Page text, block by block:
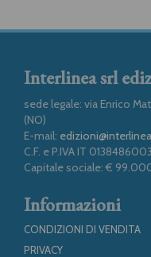
Interlinea srl
sede legale: via Enrico
(NO)
E-mail:
C.F. e P.IVA IT
Capitale sociale: €
Informazioni
CONDIZIONI DI VENDITA
PRIVACY